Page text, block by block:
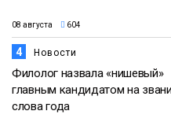
08 августа 604
4 Новости
Филолог назвала «нишевый»
главным кандидатом на
слова года